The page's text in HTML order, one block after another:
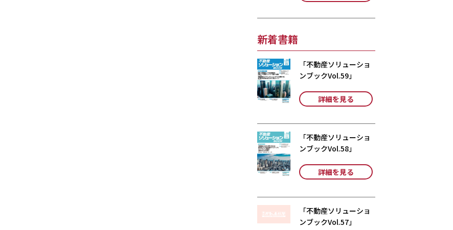
新着書籍
「不動産ソリューショ
ンブックVol.59」
詳細を見る
「不動産ソリューショ
ンブックVol.58」
詳細を見る
「不動産ソリューショ
ンブックVol.57」